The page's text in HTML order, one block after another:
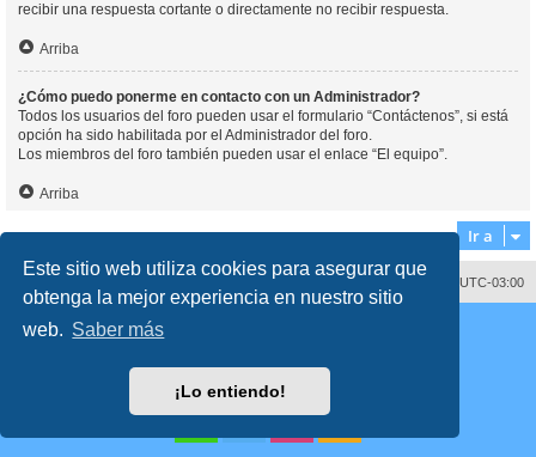
Este sitio web utiliza cookies para asegurar que
obtenga la mejor experiencia en nuestro sitio
web. Saber más
¡Lo entiendo!
recibir una respuesta cortante o directamente no recibir respuesta.
Arriba
¿Cómo puedo ponerme en contacto con un Administrador?
Todos los usuarios del foro pueden usar el formulario “Contáctenos”, si está
opción ha sido habilitada por el Administrador del foro.
Los miembros del foro también pueden usar el enlace “El equipo”.
Arriba
Ir a
Todos los horarios son UTC-03:00
Borrar cookies
Desarrollado por
® Forum Software © phpBB Limited
Traducción al español porphpBB España
Condiciones